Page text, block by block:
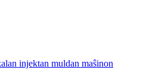
injektan muldan maŝinon